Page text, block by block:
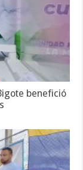
benefició